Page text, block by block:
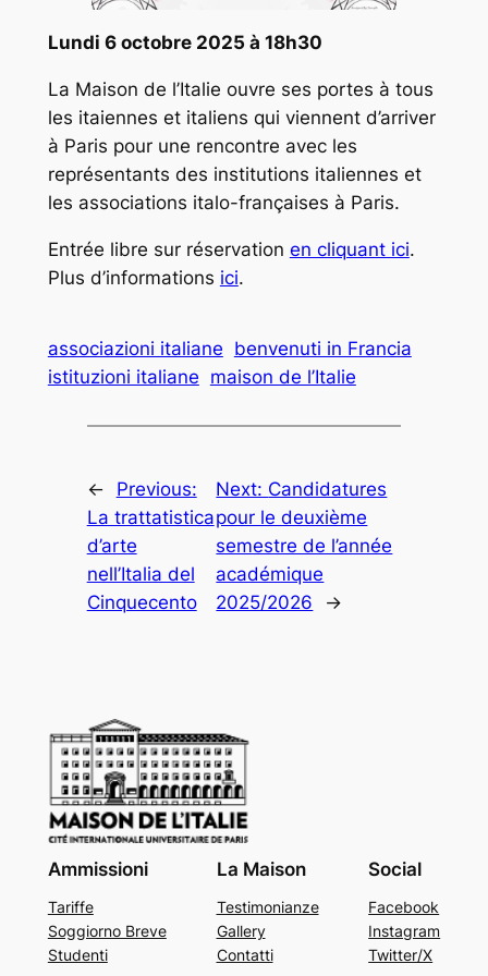
Lundi 6 octobre 2025 à 18h30
La Maison de l’Italie ouvre ses portes à tous
les itaiennes et italiens qui viennent d’arriver
à Paris pour une rencontre avec les
représentants des institutions italiennes et
les associations italo-françaises à Paris.
Entrée libre sur réservation en cliquant ici.
Plus d’informations ici.
associazioni italiane benvenuti in Francia
istituzioni italiane maison de l’Italie
←
Previous:
La trattatistica
d’arte
nell’Italia del
Cinquecento
Next: Candidatures
pour le deuxième
semestre de l’année
académique
2025/2026
→
Ammissioni
Tariffe
Soggiorno Breve
Studenti
La Maison
Testimonianze
Gallery
Contatti
Social
Facebook
Instagram
Twitter/X